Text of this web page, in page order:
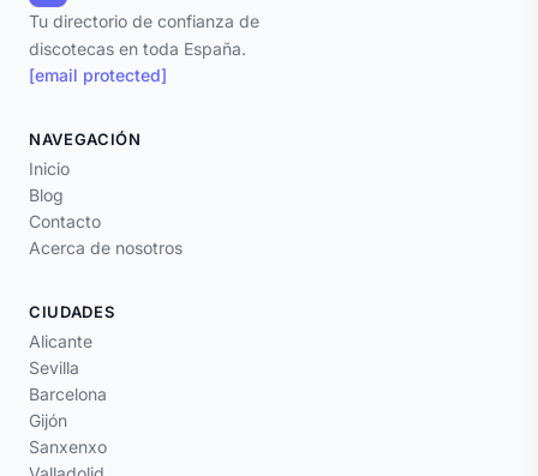
Tu directorio de confianza de
discotecas en toda España.
[email protected]
NAVEGACIÓN
Inicio
Blog
Contacto
Acerca de nosotros
CIUDADES
Alicante
Sevilla
Barcelona
Gijón
Sanxenxo